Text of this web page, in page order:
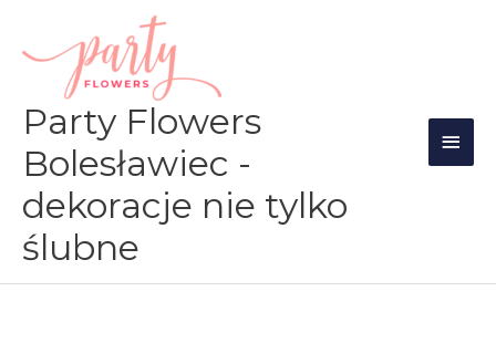
treści
Party Flowers
Bolesławiec -
dekoracje nie tylko
ślubne